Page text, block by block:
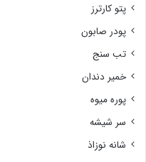
پتو کارترز
پودر صابون
تب سنج
خمیر دندان
پوره میوه
سر شیشه
شانه نوزاذ